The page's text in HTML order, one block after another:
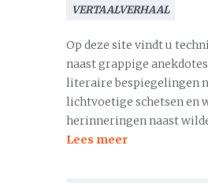
VERTAALVERHAAL
Op deze site vindt u
naast grappige
literaire bespiegelingen
lichtvoetige schetsen en
herinneringen naast
Lees meer